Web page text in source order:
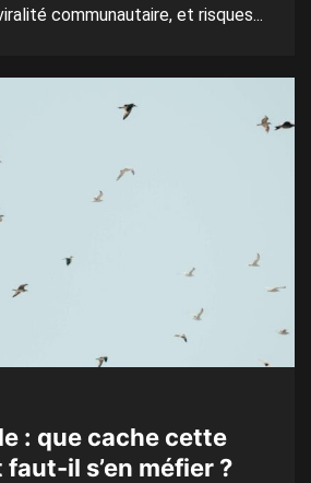
communautaire, et risques...
: que cache cette
il s’en méfier ?